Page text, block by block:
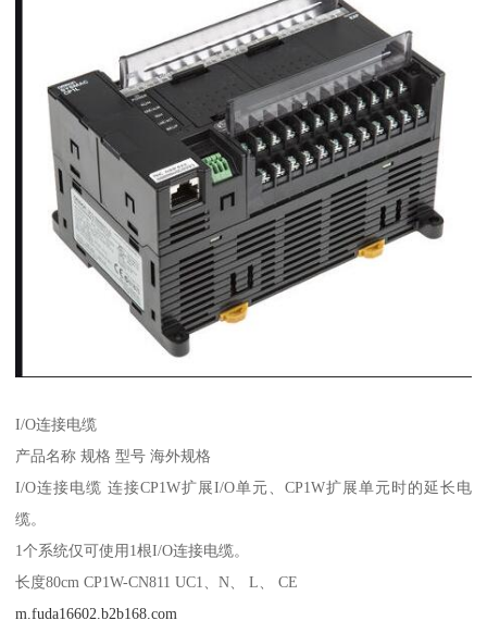
I/O连接电缆
产品名称 规格 型号 海外规格
I/O连接电缆 连接CP1W扩展I/O单元、CP1W扩展单元时的延长电
缆。
1个系统仅可使用1根I/O连接电缆。
长度80cm CP1W-CN811 UC1、N、 L、 CE
m.fuda16602.b2b168.com